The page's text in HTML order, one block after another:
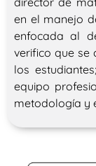
en el manejo
enfocada al
verifico que se
los
equipo
metodología y